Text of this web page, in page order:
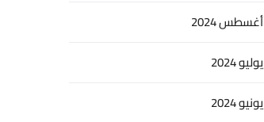
أغسطس 2024
يوليو 2024
يونيو 2024